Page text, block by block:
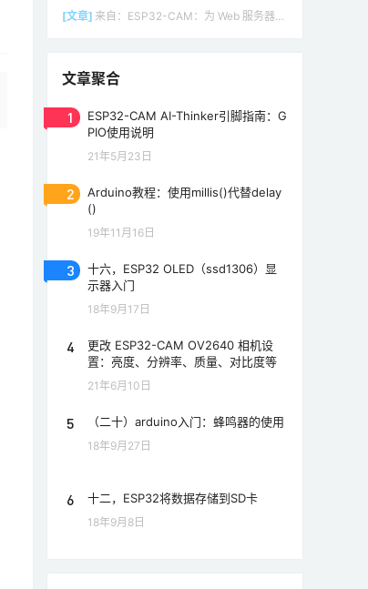
[文章] 来自： ESP32-CAM：为 Web 服务器（Arduino IDE）设置接入点（AP）
文章聚合
1
ESP32-CAM AI-Thinker引脚指南：G
PIO使用说明
21年5月23日
2
Arduino教程：使用millis()代替delay
()
19年11月16日
3
十六，ESP32 OLED（ssd1306）显
示器入门
18年9月17日
4
更改 ESP32-CAM OV2640 相机设
置：亮度、分辨率、质量、对比度等
21年6月10日
5 （二十）arduino入门：蜂鸣器的使用
18年9月27日
6 十二，ESP32将数据存储到SD卡
18年9月8日